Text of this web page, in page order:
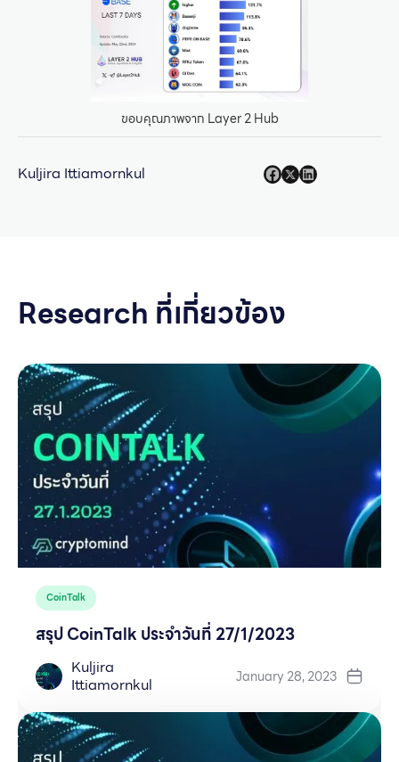
ขอบคุณภาพจาก Layer 2 Hub
Kuljira Ittiamornkul
Research ที่เกี่ยวข้อง
CoinTalk
สรุป CoinTalk ประจำวันที่ 27/1/2023
Kuljira
Ittiamornkul
January 28, 2023